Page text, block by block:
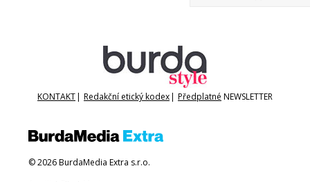
KONTAKT| Redakční etický kodex| Předplatné NEWSLETTER
© 2026 BurdaMedia Extra s.r.o.